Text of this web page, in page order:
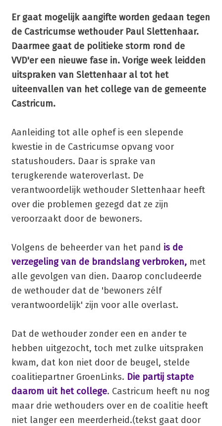
Er gaat mogelijk aangifte worden gedaan tegen
de Castricumse wethouder Paul Slettenhaar.
Daarmee gaat de politieke storm rond de
VVD'er een nieuwe fase in. Vorige week leidden
uitspraken van Slettenhaar al tot het
uiteenvallen van het college van de gemeente
Castricum.
Aanleiding tot alle ophef is een slepende
kwestie in de Castricumse opvang voor
statushouders. Daar is sprake van
terugkerende wateroverlast. De
verantwoordelijk wethouder Slettenhaar heeft
over die problemen gezegd dat ze zijn
veroorzaakt door de bewoners.
Volgens de beheerder van het pand is de
verzegeling van de brandslang verbroken,met
alle gevolgen van dien. Daarop concludeerde
de wethouder dat de 'bewoners zélf
verantwoordelijk' zijn voor alle overlast.
Dat de wethouder zonder een en ander te
hebben uitgezocht, toch met zulke uitspraken
kwam, dat kon niet door de beugel, stelde
coalitiepartner GroenLinks. Die partij stapte
daarom uit het college. Castricum heeft nu nog
maar drie wethouders over en de coalitie heeft
niet langer een meerderheid.(tekst gaat door